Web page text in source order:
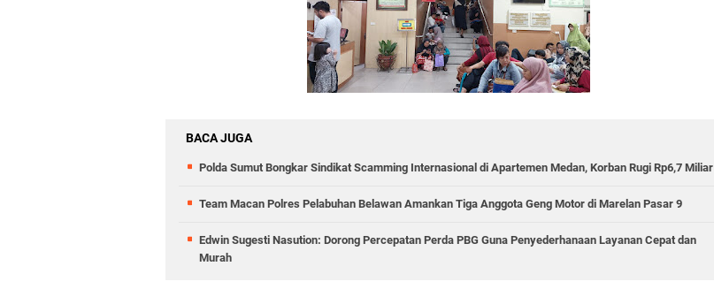
BACA JUGA
Polda Sumut Bongkar Sindikat Scamming Internasional di Apartemen Medan, Korban Rugi Rp6,7 Miliar
Team Macan Polres Pelabuhan Belawan Amankan Tiga Anggota Geng Motor di Marelan Pasar 9
Edwin Sugesti Nasution: Dorong Percepatan Perda PBG Guna Penyederhanaan Layanan Cepat dan
Murah